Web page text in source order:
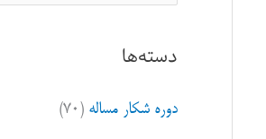
س
ج
ب
دسته‌ها
دوره شکار مساله (۷۰)